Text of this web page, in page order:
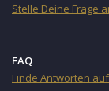
Stelle Deine Frage
FAQ
Finde Antworten